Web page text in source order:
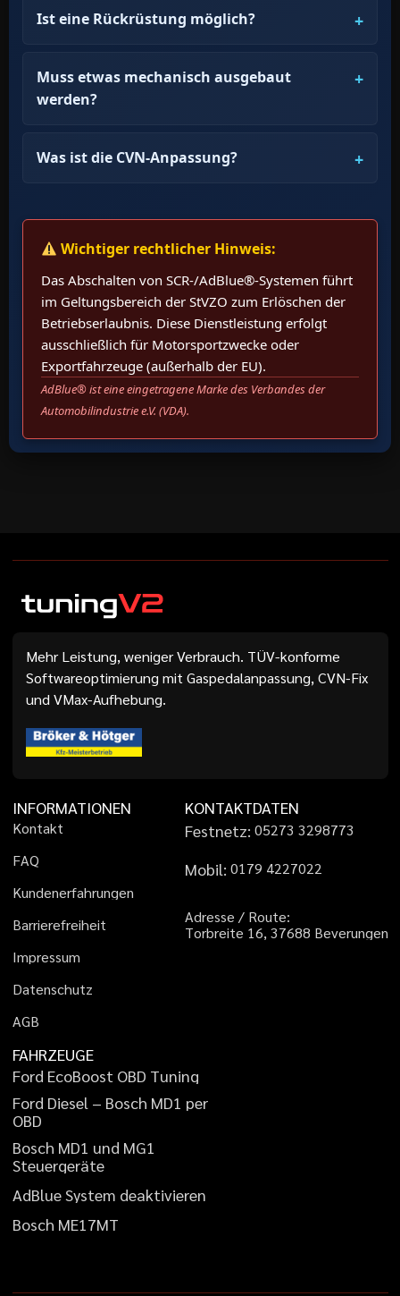
Ist eine Rückrüstung möglich?
Muss etwas mechanisch ausgebaut
werden?
Was ist die CVN-Anpassung?
Wichtiger rechtlicher Hinweis:
Das Abschalten von SCR-/AdBlue®-Systemen führt
im Geltungsbereich der StVZO zum Erlöschen der
Betriebserlaubnis. Diese Dienstleistung erfolgt
ausschließlich für Motorsportzwecke oder
Exportfahrzeuge (außerhalb der EU).
AdBlue® ist eine eingetragene Marke des Verbandes der
Automobilindustrie e.V. (VDA).
Mehr Leistung, weniger Verbrauch. TÜV-konforme
Softwareoptimierung mit Gaspedalanpassung, CVN-Fix
und VMax-Aufhebung.
INFORMATIONEN
Kontakt
FAQ
Kundenerfahrungen
Barrierefreiheit
Impressum
Datenschutz
AGB
KONTAKTDATEN
Festnetz: 05273 3298773
Mobil: 01 79 4227022
Adresse / Route:
Torbreite 16, 37688 Beverungen
FAHRZEUGE
Ford EcoBoost OBD Tuning
Ford Diesel – Bosch MD1 per
OBD
Bosch MD1 und MG1
Steuergeräte
AdBlueSystem deaktivieren
Bosch ME17MT